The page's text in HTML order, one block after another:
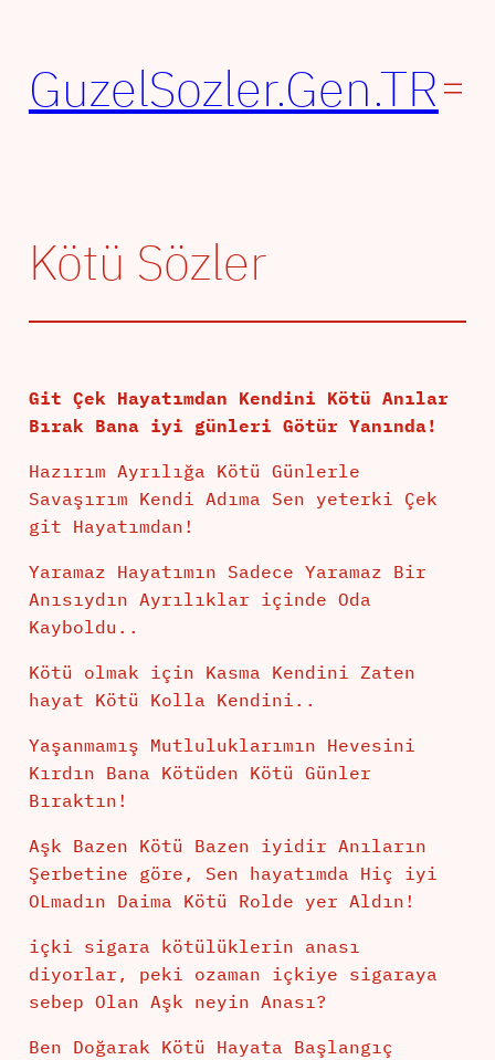
GuzelSozler.Gen.TR
Kötü Sözler
Git Çek Hayatımdan Kendini Kötü Anılar
Bırak Bana iyi günleri Götür Yanında!
Hazırım Ayrılığa Kötü Günlerle
Savaşırım Kendi Adıma Sen yeterki Çek
git Hayatımdan!
Yaramaz Hayatımın Sadece Yaramaz Bir
Anısıydın Ayrılıklar içinde Oda
Kayboldu..
Kötü olmak için Kasma Kendini Zaten
hayat Kötü Kolla Kendini..
Yaşanmamış Mutluluklarımın Hevesini
Kırdın Bana Kötüden Kötü Günler
Bıraktın!
Aşk Bazen Kötü Bazen iyidir Anıların
Şerbetine göre, Sen hayatımda Hiç iyi
OLmadın Daima Kötü Rolde yer Aldın!
içki sigara kötülüklerin anası
diyorlar, peki ozaman içkiye sigaraya
sebep Olan Aşk neyin Anası?
Ben Doğarak Kötü Hayata Başlangıç